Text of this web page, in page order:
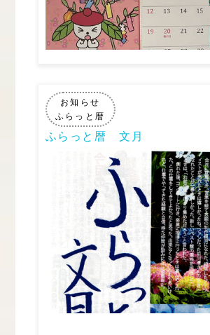
お知らせ
ふらっと暦
ふらっと暦 文月